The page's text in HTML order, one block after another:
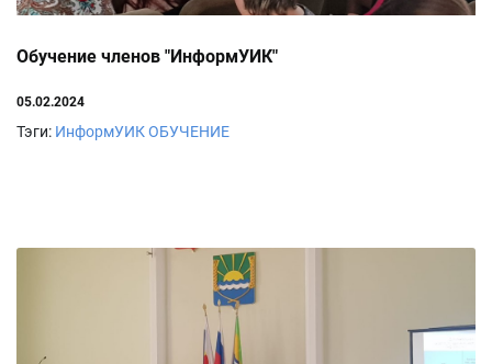
Обучение членов "ИнформУИК"
05.02.2024
Тэги: ИнформУИКОБУЧЕНИЕ